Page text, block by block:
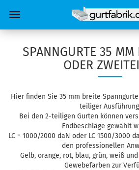
SPANNGURTE 35 MM
ODER
Hier finden Sie 35 mm breite
teiliger
Bei den 2-teiligen Gurten können
Endbeschläge gewählt
LC = 1000/2000 daN oder LC 1500/3000
den professionellen
Gelb, orange, rot, blau, grün, weiß
Gewebefarben zur